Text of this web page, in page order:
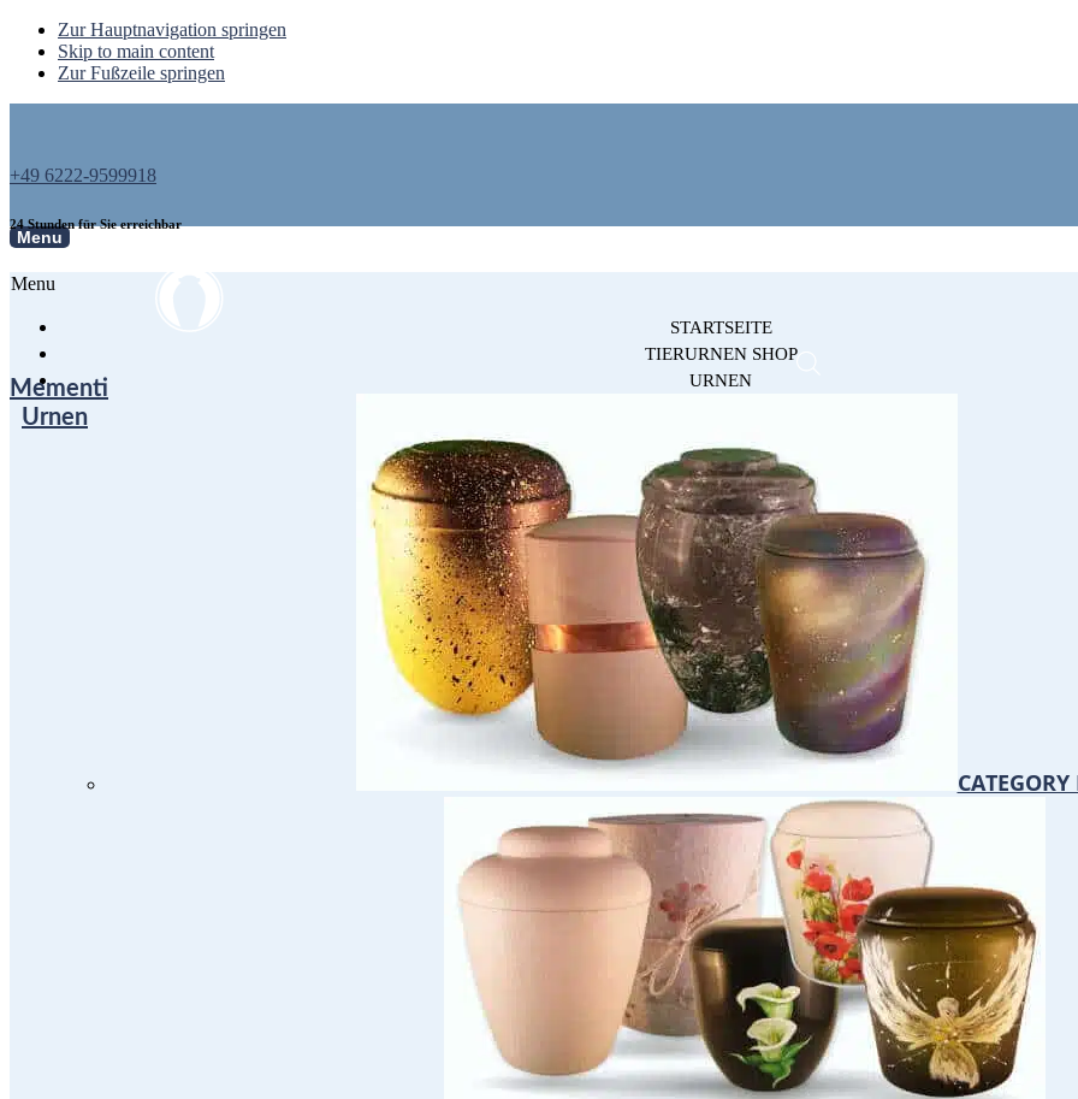
Zur Hauptnavigation springen
Skip to main content
Zur Fußzeile springen
+49 6222-9599918
24 Stunden für Sie erreichbar
Mementi
Urnen
Menu
Menu
STARTSEITE
TIERURNEN SHOP
URNEN